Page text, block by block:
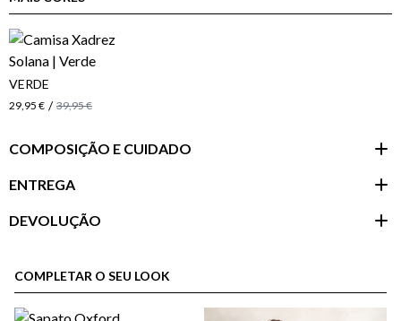
VERDE
29,95 € / 39,95 €
COMPOSIÇÃO E CUIDADO
ENTREGA
DEVOLUÇÃO
cliente
COMPLETAR O SEU LOOK